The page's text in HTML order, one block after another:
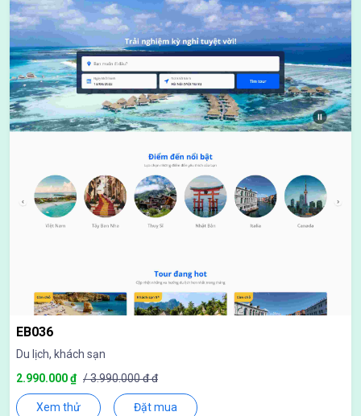
EB036
Du lịch, khách sạn
2.990.000 ₫ / 3.990.000 đ đ
Xem thử Đặt mua